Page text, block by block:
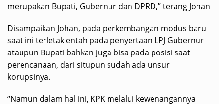
merupakan Bupati, Gubernur dan DPRD,” terang Johan
Disampaikan Johan, pada perkembangan modus baru
saat ini terletak entah pada penyertaan LPJ Gubernur
ataupun Bupati bahkan juga bisa pada posisi saat
perencanaan, dari situpun sudah ada unsur
korupsinya.
“Namun dalam hal ini, KPK melalui kewenangannya